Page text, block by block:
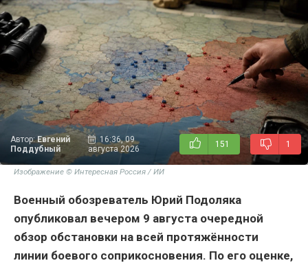
Автор:Евгений
Поддубный
16:36, 09
августа 2026
151 1
Изображение © Интересная Россия / ИИ
Военный обозреватель Юрий Подоляка
опубликовал вечером 9 августа очередной
обзор обстановки на всей протяжённости
линии боевого соприкосновения. По его оценке,